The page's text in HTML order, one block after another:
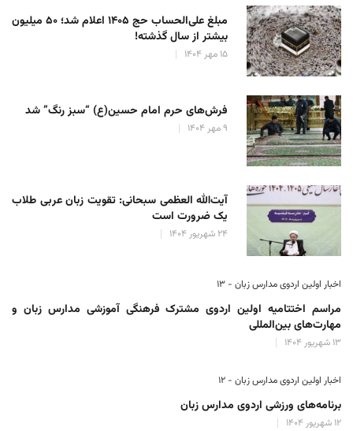
مبلغ علی‌الحساب حج ۱۴۰۵ اعلام شد؛ ۵۰ میلیون
بیشتر از سال گذشته!
۱۵ مهر ۱۴۰۴
فرش‌های حرم امام حسین(ع) “سبز رنگ” شد
۹ مهر ۱۴۰۴
آیت‌الله العظمی سبحانی: تقویت زبان عربی طلاب
یک ضرورت است
۲۴ شهریور ۱۴۰۴
اخبار اولین اردوی مدارس زبان - ۱۳
مراسم اختتامیه اولین اردوی مشترک فرهنگی آموزشی مدارس زبان و
مهارت‌های بین‌المللی
۱۳ شهریور ۱۴۰۴
اخبار اولین اردوی مدارس زبان - ۱۲
برنامه‌های ورزشی اردوی مدارس زبان
۱۲ شهریور ۱۴۰۴